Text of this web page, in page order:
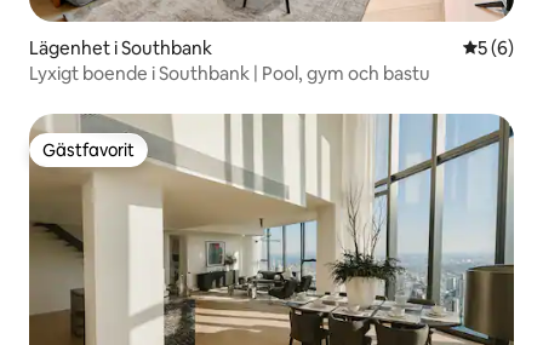
Lägenhet i Southbank 5 av 5 i
5 (6)
Lyxigt boende i Southbank | Pool, gym och bastu
Gästfavorit
Gästfavorit